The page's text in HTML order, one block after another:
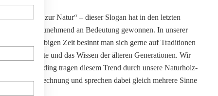
„Zurück zur Natur“ – dieser Slogan hat in den letzten
Jahren zunehmend an Bedeutung gewonnen. In unserer
schnelllebigen Zeit besinnt man sich gerne auf Traditionen
und Werte und das Wissen der älteren Generationen. Wir
von Werding tragen diesem Trend durch unsere Naturholz-
Griffe Rechnung und sprechen dabei gleich mehrere Sinne